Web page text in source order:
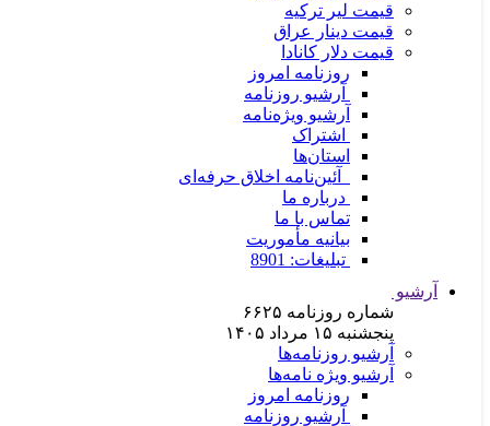
قیمت لیر ترکیه
قیمت دینار عراق
قیمت دلار کانادا
روزنامه امروز
آرشیو روزنامه
آرشیو ویژه‌نامه
اشتراک
استان‌ها
آئین‌نامه اخلاق حرفه‌ای
درباره ما
تماس با ما
بیانیه مأموریت
تبلیغات: 8901
آرشیو
شماره روزنامه ۶۶۲۵
پنجشنبه ۱۵ مرداد ۱۴۰۵
آرشیو روزنامه‌ها
آرشیو ویژه نامه‌ها
روزنامه امروز
آرشیو روزنامه